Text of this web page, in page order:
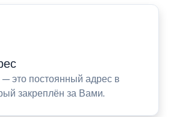
это постоянный адрес в
закреплён за Вами.